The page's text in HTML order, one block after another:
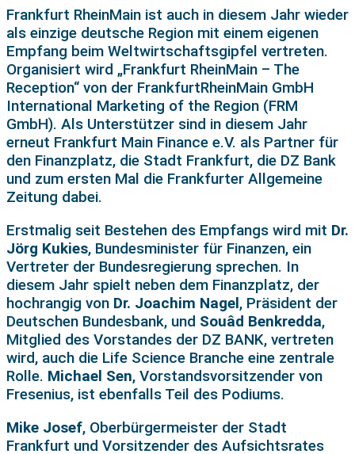
Frankfurt RheinMain ist auch in diesem Jahr wieder
als einzige deutsche Region mit einem eigenen
Empfang beim Weltwirtschaftsgipfel vertreten.
Organisiert wird „Frankfurt RheinMain – The
Reception“ von der FrankfurtRheinMain GmbH
International Marketing of the Region (FRM
GmbH). Als Unterstützer sind in diesem Jahr
erneut Frankfurt Main Finance e.V. als Partner für
den Finanzplatz, die Stadt Frankfurt, die DZ Bank
und zum ersten Mal die Frankfurter Allgemeine
Zeitung dabei.
Erstmalig seit Bestehen des Empfangs wird mit Dr.
Jörg Kukies, Bundesminister für Finanzen, ein
Vertreter der Bundesregierung sprechen. In
diesem Jahr spielt neben dem Finanzplatz, der
hochrangig von Dr. Joachim Nagel, Präsident der
Deutschen Bundesbank, und Souâd Benkredda,
Mitglied des Vorstandes der DZ BANK, vertreten
wird, auch die Life Science Branche eine zentrale
Rolle. Michael Sen, Vorstandsvorsitzender von
Fresenius, ist ebenfalls Teil des Podiums.
Mike Josef, Oberbürgermeister der Stadt
Frankfurt und Vorsitzender des Aufsichtsrates